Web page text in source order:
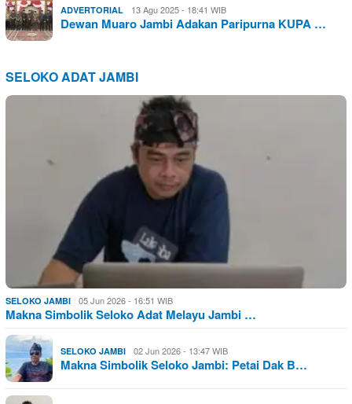
ADVERTORIAL 13 Agu 2025 - 18:41 WIB
Dewan Muaro Jambi Adakan Paripurna KUPA …
SELOKO ADAT JAMBI
SELOKO JAMBI 05 Jun 2026 - 16:51 WIB
Makna Simbolik Seloko Adat Melayu Jambi …
SELOKO JAMBI 02 Jun 2026 - 13:47 WIB
Makna Simbolik Seloko Jambi: Petai Dak B…